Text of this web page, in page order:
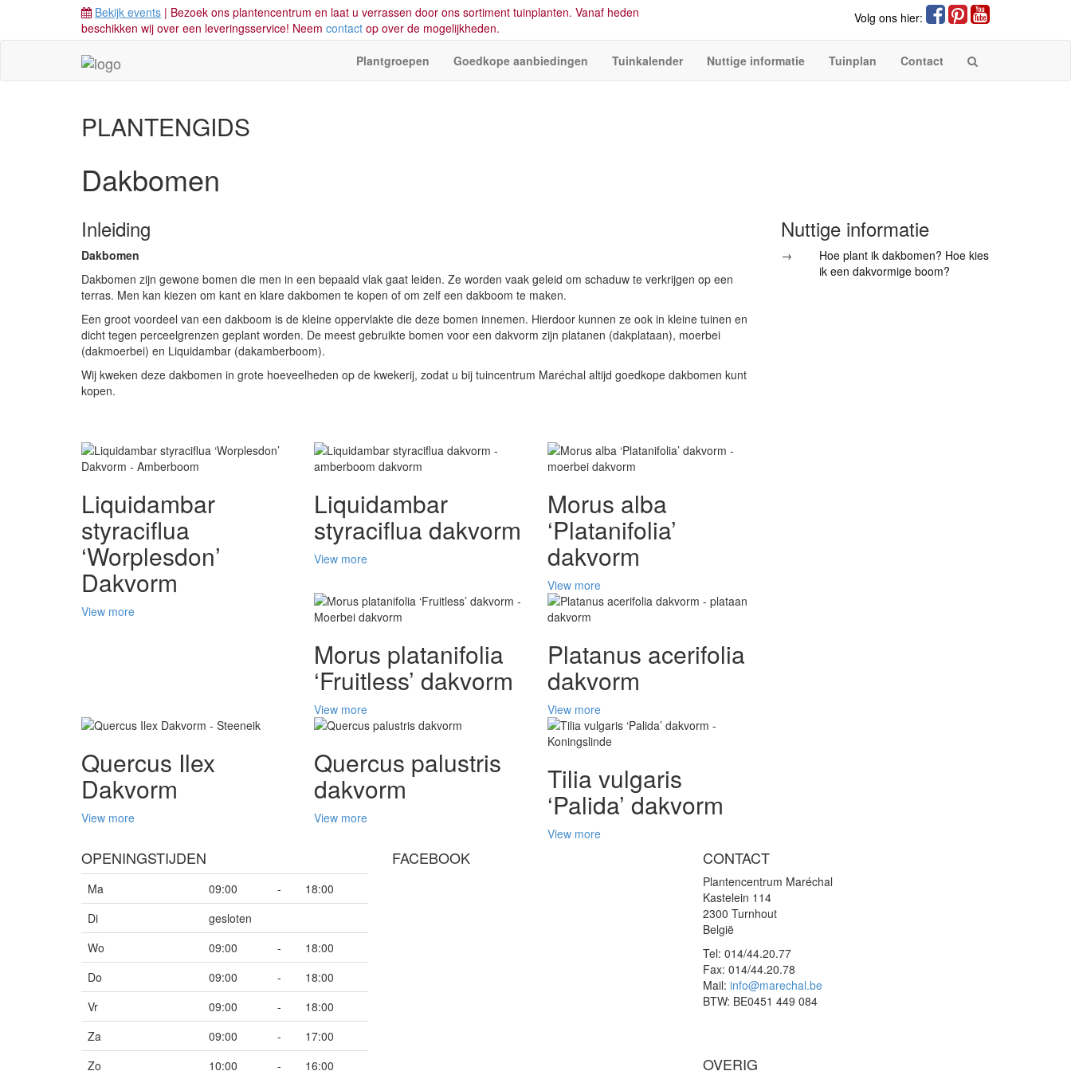
Bekijk events | Bezoek ons plantencentrum en laat u verrassen door ons sortiment tuinplanten. Vanaf heden
beschikken wij over een leveringsservice! Neem contact op over de mogelijkheden.
Volg ons hier:
Plantgroepen Goedkope aanbiedingen Tuinkalender Nuttige informatie Tuinplan Contact
PLANTENGIDS
Dakbomen
Inleiding
Dakbomen
Dakbomen zijn gewone bomen die men in een bepaald vlak gaat leiden. Ze worden vaak geleid om schaduw te verkrijgen op een
terras. Men kan kiezen om kant en klare dakbomen te kopen of om zelf een dakboom te maken.
Een groot voordeel van een dakboom is de kleine oppervlakte die deze bomen innemen. Hierdoor kunnen ze ook in kleine tuinen en
dicht tegen perceelgrenzen geplant worden. De meest gebruikte bomen voor een dakvorm zijn platanen (dakplataan), moerbei
(dakmoerbei) en Liquidambar (dakamberboom).
Wij kweken deze dakbomen in grote hoeveelheden op de kwekerij, zodat u bij tuincentrum Maréchal altijd goedkope dakbomen kunt
kopen.
Liquidambar
styraciflua
‘Worplesdon’
Dakvorm
View more
Liquidambar
styraciflua dakvorm
View more
Morus alba
‘Platanifolia’
dakvorm
View more
Morus platanifolia
‘Fruitless’ dakvorm
View more
Platanus acerifolia
dakvorm
View more
Quercus Ilex
Dakvorm
View more
Quercus palustris
dakvorm
View more
Tilia vulgaris
‘Palida’ dakvorm
View more
Nuttige informatie
→
Hoe plant ik dakbomen? Hoe kies
ik een dakvormige boom?
OPENINGSTIJDEN
Ma 09:00 -
18:00
Di
gesloten
Wo
09:00 -
18:00
Do
09:00 -
18:00
Vr
09:00 -
18:00
Za
09:00 -
17:00
Zo
10:00 - 16:00
FACEBOOK CONTACT
Plantencentrum Maréchal
Kastelein 114
2300 Turnhout
België
Tel: 014/44.20.77
Fax: 014/44.20.78
Mail: info@marechal.be
BTW: BE0451 449 084
OVERIG